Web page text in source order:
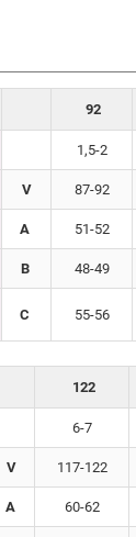
92
1,5-2
V 87-92
A 51-52
B 48-49
C 55-56
122
6-7
V 117-122
A 60-62